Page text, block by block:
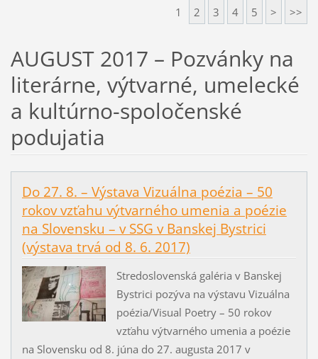
1 2 3 4 5 > >>
AUGUST 2017 – Pozvánky na
literárne, výtvarné, umelecké
a kultúrno-spoločenské
podujatia
Do 27. 8. – Výstava Vizuálna poézia – 50
rokov vzťahu výtvarného umenia a poézie
na Slovensku – v SSG v Banskej Bystrici
(výstava trvá od 8. 6. 2017)
Stredoslovenská galéria v Banskej
Bystrici pozýva na výstavu Vizuálna
poézia/Visual Poetry – 50 rokov
vzťahu výtvarného umenia a poézie
na Slovensku od 8. júna do 27. augusta 2017 v